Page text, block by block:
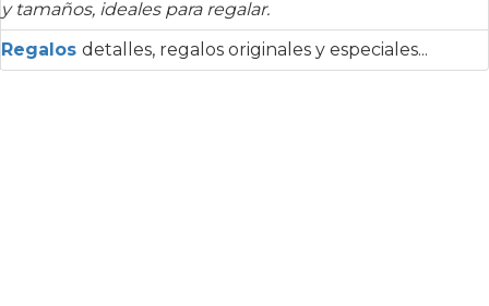
y tamaños, ideales para regalar.
Regalos detalles, regalos originales y especiales...